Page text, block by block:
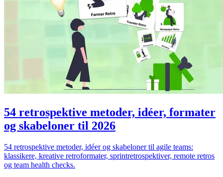
54 retrospektive metoder, idéer, formater
og skabeloner til 2026
54 retrospektive metoder, idéer og skabeloner til agile teams:
klassikere, kreative retroformater, sprintretrospektiver, remote retros
og team health checks.